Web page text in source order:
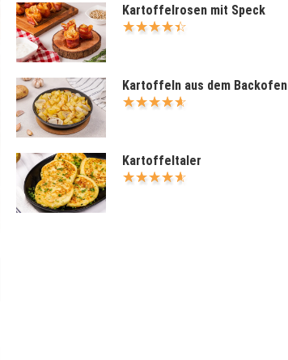
Kartoffelrosen mit Speck
Kartoffeln aus dem Backofen
Kartoffeltaler